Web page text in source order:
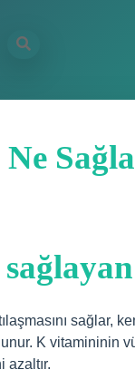
Ne
sağlar,
K vitamininin
azaltır.